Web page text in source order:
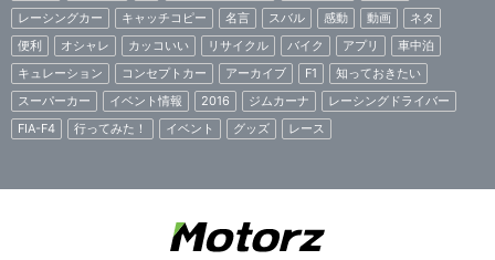
レーシングカー
キャッチコピー 名言 スバル 感動 動画
ネタ
便利
オシャレ カッコいい リサイクル バイク アプリ
車中泊
キュレーション
コンセプトカー アーカイブ F1
知っておきたい
スーパーカー
イベント情報 2016 ジムカーナ
レーシングドライバー
FIA-F4
行ってみた！ イベント グッズ レース